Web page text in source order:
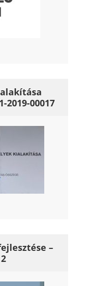
2019-00017
–